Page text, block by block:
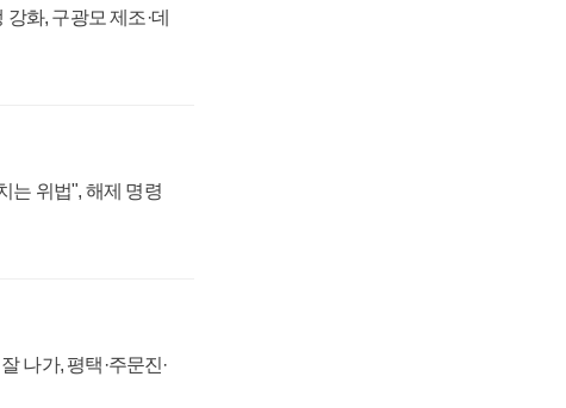
화, 구광모 제조·데
는 위법", 해제 명령
나가, 평택·주문진·